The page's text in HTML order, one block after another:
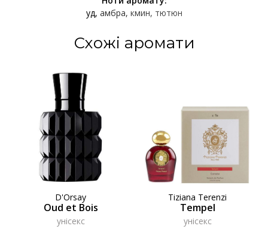
уд амбра кмин тютюн
Схожі аромати
D'Orsay
Oud et Bois
унісекс
Tiziana Terenzi
Tempel
унісекс